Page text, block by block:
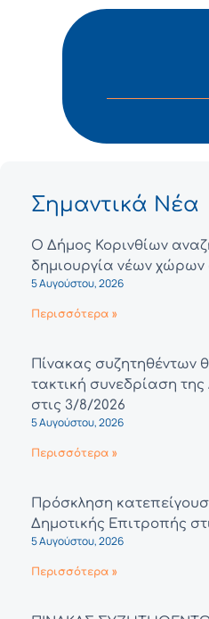
Σημαντικά Νέα
Ο Δήμος Κορινθίων
δημιουργία νέων
5 Αυγούστου, 2026
Περισσότερα »
Πίνακας συζητηθέντων
τακτική συνεδρίαση
στις 3/8/2026
5 Αυγούστου, 2026
Περισσότερα »
Πρόσκληση
Δημοτικής Επιτροπής
5 Αυγούστου, 2026
Περισσότερα »